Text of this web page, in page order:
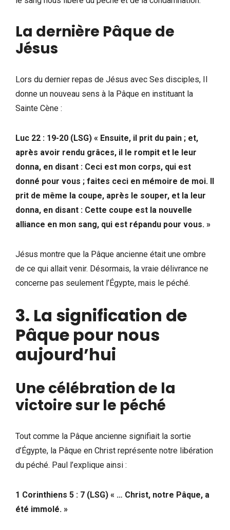
La dernière Pâque de
Jésus
Lors du dernier repas de Jésus avec Ses disciples, Il
donne un nouveau sens à la Pâque en instituant la
Sainte Cène :
Luc 22 : 19-20 (LSG) « Ensuite, il prit du pain ; et,
après avoir rendu grâces, il le rompit et le leur
donna, en disant : Ceci est mon corps, qui est
donné pour vous ; faites ceci en mémoire de moi. Il
prit de même la coupe, après le souper, et la leur
donna, en disant : Cette coupe est la nouvelle
alliance en mon sang, qui est répandu pour vous. »
Jésus montre que la Pâque ancienne était une ombre
de ce qui allait venir. Désormais, la vraie délivrance ne
concerne pas seulement l’Égypte, mais le péché.
3. La signification de
Pâque pour nous
aujourd’hui
Une célébration de la
victoire sur le péché
Tout comme la Pâque ancienne signifiait la sortie
d’Égypte, la Pâque en Christ représente notre libération
du péché. Paul l’explique ainsi :
1 Corinthiens 5 : 7 (LSG) « … Christ, notre Pâque, a
été immolé. »